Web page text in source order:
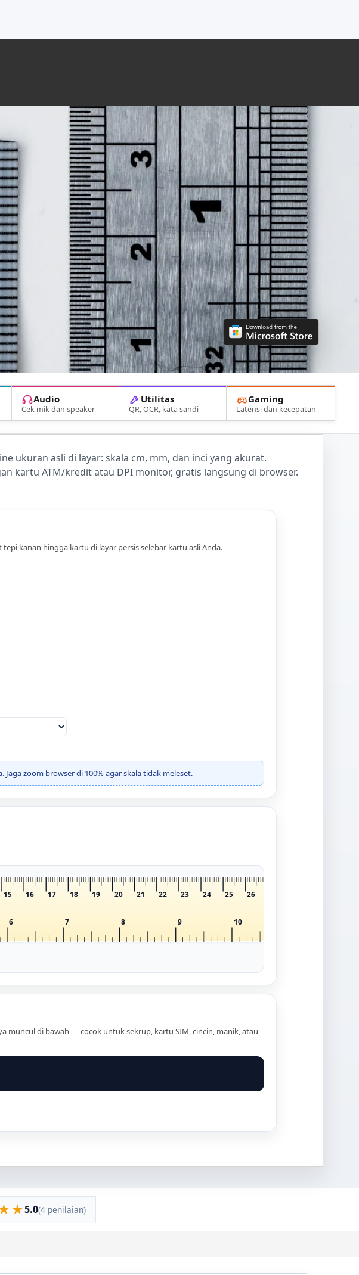
Audio
Cek mik dan speaker
Utilitas
QR, OCR, kata sandi
Gaming
Latensi dan kecepatan
ukuran asli di layar: skala cm, mm, dan inci yang akurat.
kartu ATM/kredit atau DPI monitor, gratis langsung di browser.
kanan hingga kartu di layar persis selebar kartu asli Anda.
zoom browser di 100% agar skala tidak meleset.
15 16 17 18 19 20 21 22 23 24 25 26
6 7 8 9 10
muncul di bawah — cocok untuk sekrup, kartu SIM, cincin, manik, atau
★5.0(4 penilaian)